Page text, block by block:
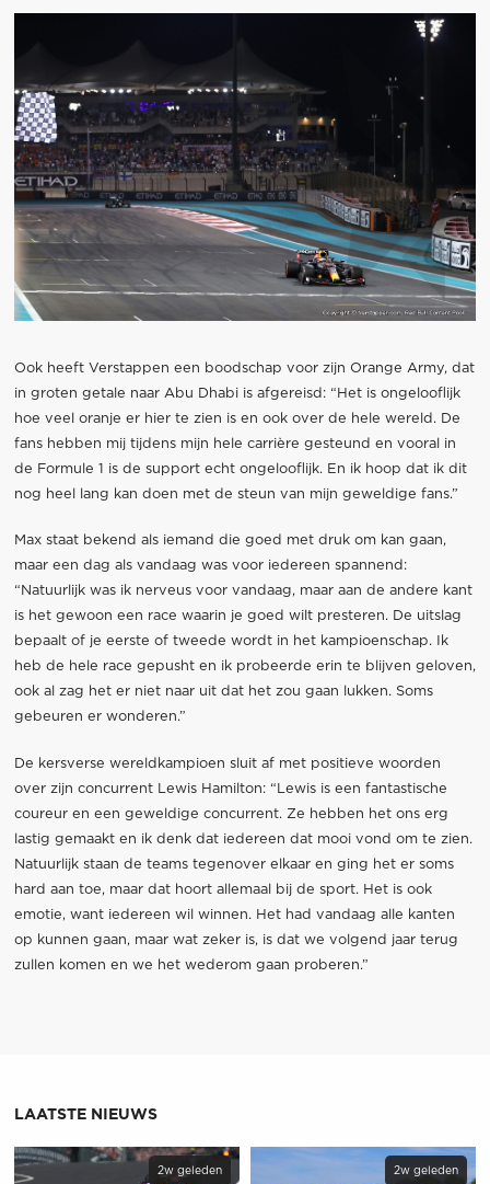
Ook heeft Verstappen een boodschap voor zijn Orange Army, dat
in groten getale naar Abu Dhabi is afgereisd: “Het is ongelooflijk
hoe veel oranje er hier te zien is en ook over de hele wereld. De
fans hebben mij tijdens mijn hele carrière gesteund en vooral in
de Formule 1 is de support echt ongelooflijk. En ik hoop dat ik dit
nog heel lang kan doen met de steun van mijn geweldige fans.”
Max staat bekend als iemand die goed met druk om kan gaan,
maar een dag als vandaag was voor iedereen spannend:
“Natuurlijk was ik nerveus voor vandaag, maar aan de andere kant
is het gewoon een race waarin je goed wilt presteren. De uitslag
bepaalt of je eerste of tweede wordt in het kampioenschap. Ik
heb de hele race gepusht en ik probeerde erin te blijven geloven,
ook al zag het er niet naar uit dat het zou gaan lukken. Soms
gebeuren er wonderen.”
De kersverse wereldkampioen sluit af met positieve woorden
over zijn concurrent Lewis Hamilton: “Lewis is een fantastische
coureur en een geweldige concurrent. Ze hebben het ons erg
lastig gemaakt en ik denk dat iedereen dat mooi vond om te zien.
Natuurlijk staan de teams tegenover elkaar en ging het er soms
hard aan toe, maar dat hoort allemaal bij de sport. Het is ook
emotie, want iedereen wil winnen. Het had vandaag alle kanten
op kunnen gaan, maar wat zeker is, is dat we volgend jaar terug
zullen komen en we het wederom gaan proberen.”
LAATSTE NIEUWS
2w geleden 2w geleden